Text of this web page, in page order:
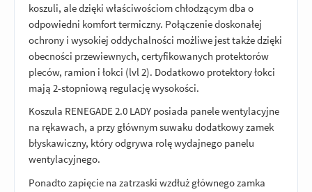
koszuli, ale dzięki właściwościom chłodzącym dba o
odpowiedni komfort termiczny. Połączenie doskonałej
ochrony i wysokiej oddychalności możliwe jest także dzięki
obecności przewiewnych, certyfikowanych protektorów
pleców, ramion i łokci (lvl 2). Dodatkowo protektory łokci
mają 2-stopniową regulację wysokości.
Koszula RENEGADE 2.0 LADY posiada panele wentylacyjne
na rękawach, a przy głównym suwaku dodatkowy zamek
błyskawiczny, który odgrywa rolę wydajnego panelu
wentylacyjnego.
Ponadto zapięcie na zatrzaski wzdłuż głównego zamka